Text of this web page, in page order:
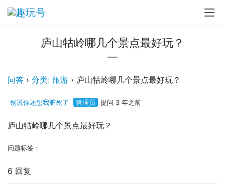
庐山牯岭哪几个景点最好玩？
问答 › 分类: 旅游 › 庐山牯岭哪几个景点最好玩？
别说你还想我脏死了 管理员 提问 3 年之前
庐山牯岭哪几个景点最好玩？
问题标签：
6 回复